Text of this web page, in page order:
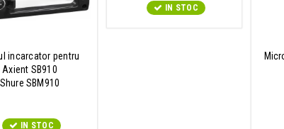
incarcator pentru
Axient SB910
Shure SBM910
IN STOC
IN STOC